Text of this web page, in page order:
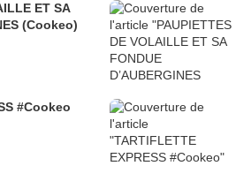
ET SA
(Cookeo)
#Cookeo